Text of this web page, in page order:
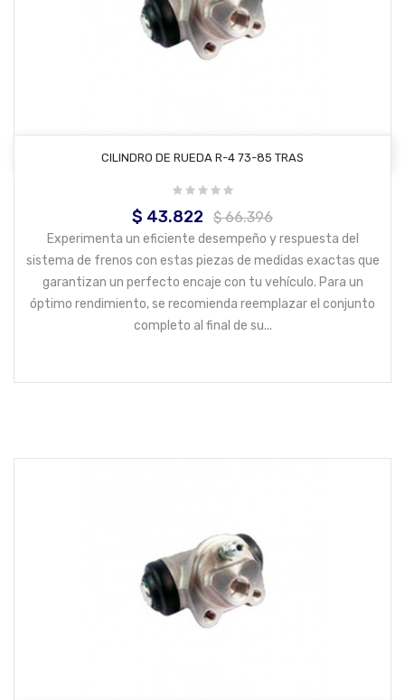
AÑADIR AL CARRITO
CILINDRO DE RUEDA R-4 73-85 TRAS
Precio
$ 43.822
Precio
base
$ 66.396
Experimenta un eficiente desempeño y respuesta del
sistema de frenos con estas piezas de medidas exactas que
garantizan un perfecto encaje con tu vehículo. Para un
óptimo rendimiento, se recomienda reemplazar el conjunto
completo al final de su...